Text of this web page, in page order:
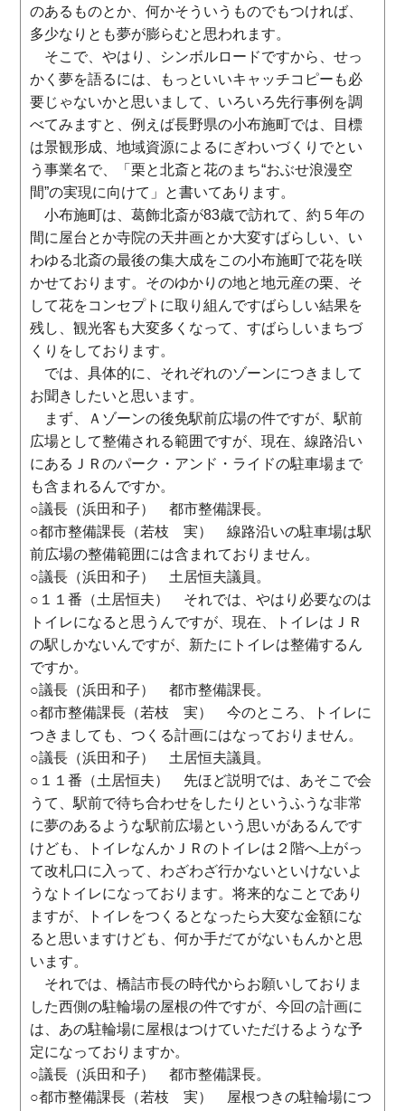
のあるものとか、何かそういうものでもつければ、
多少なりとも夢が膨らむと思われます。
そこで、やはり、シンボルロードですから、せっ
かく夢を語るには、もっといいキャッチコピーも必
要じゃないかと思いまして、いろいろ先行事例を調
べてみますと、例えば長野県の小布施町では、目標
は景観形成、地域資源によるにぎわいづくりでとい
う事業名で、「栗と北斎と花のまち“おぶせ浪漫空
間”の実現に向けて」と書いてあります。
小布施町は、葛飾北斎が83歳で訪れて、約５年の
間に屋台とか寺院の天井画とか大変すばらしい、い
わゆる北斎の最後の集大成をこの小布施町で花を咲
かせております。そのゆかりの地と地元産の栗、そ
して花をコンセプトに取り組んですばらしい結果を
残し、観光客も大変多くなって、すばらしいまちづ
くりをしております。
では、具体的に、それぞれのゾーンにつきまして
お聞きしたいと思います。
まず、Ａゾーンの後免駅前広場の件ですが、駅前
広場として整備される範囲ですが、現在、線路沿い
にあるＪＲのパーク・アンド・ライドの駐車場まで
も含まれるんですか。
○議長（浜田和子） 都市整備課長。
○都市整備課長（若枝 実） 線路沿いの駐車場は駅
前広場の整備範囲には含まれておりません。
○議長（浜田和子） 土居恒夫議員。
○１１番（土居恒夫） それでは、やはり必要なのは
トイレになると思うんですが、現在、トイレはＪＲ
の駅しかないんですが、新たにトイレは整備するん
ですか。
○議長（浜田和子） 都市整備課長。
○都市整備課長（若枝 実） 今のところ、トイレに
つきましても、つくる計画にはなっておりません。
○議長（浜田和子） 土居恒夫議員。
○１１番（土居恒夫） 先ほど説明では、あそこで会
うて、駅前で待ち合わせをしたりというふうな非常
に夢のあるような駅前広場という思いがあるんです
けども、トイレなんかＪＲのトイレは２階へ上がっ
て改札口に入って、わざわざ行かないといけないよ
うなトイレになっております。将来的なことであり
ますが、トイレをつくるとなったら大変な金額にな
ると思いますけども、何か手だてがないもんかと思
います。
それでは、橋詰市長の時代からお願いしておりま
した西側の駐輪場の屋根の件ですが、今回の計画に
は、あの駐輪場に屋根はつけていただけるような予
定になっておりますか。
○議長（浜田和子） 都市整備課長。
○都市整備課長（若枝 実） 屋根つきの駐輪場につ